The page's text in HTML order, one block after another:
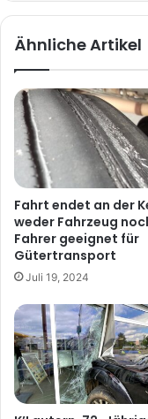
Ähnliche Artikel
Fahrt endet an der
weder Fahrzeug
Fahrer geeignet für
Gütertransport
Juli 19, 2024